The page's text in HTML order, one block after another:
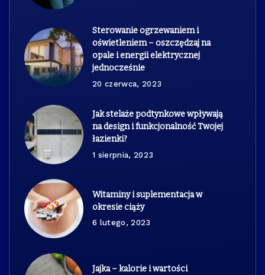
Sterowanie ogrzewaniem i
oświetleniem – oszczędzaj na
opale i energii elektrycznej
jednocześnie
20 czerwca, 2023
Jak stelaże podtynkowe wpływają
na design i funkcjonalność Twojej
łazienki?
1 sierpnia, 2023
Witaminy i suplementacja w
okresie ciąży
6 lutego, 2023
Jajka – kalorie i wartości